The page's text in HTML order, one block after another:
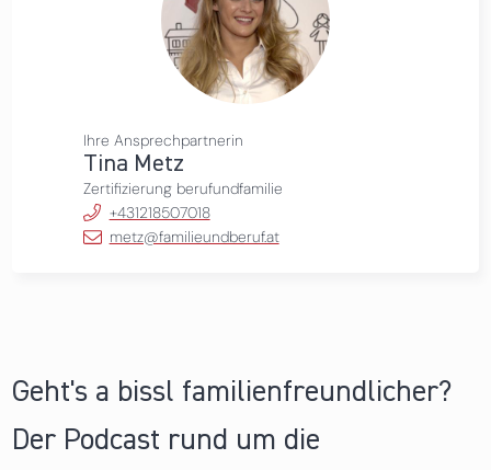
Ihre Ansprechpartnerin
Tina Metz
Zertifizierung berufundfamilie
+431218507018
metz@familieundberuf.at
Geht's a bissl familienfreundlicher?
Der Podcast rund um die